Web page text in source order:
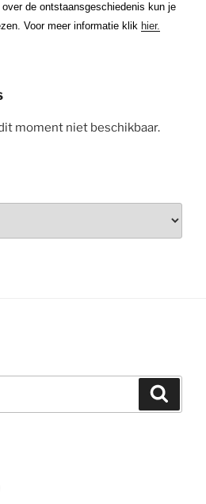
de ontstaansgeschiedenis kun je
Voor meer informatie klik hier.
moment niet beschikbaar.